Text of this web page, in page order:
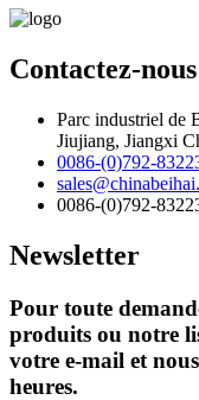
Contactez-nous
Parc industriel de
Jiujiang, Jiangxi
0086-(0)792-
0086-(0)792-
Newsletter
Pour toute
produits ou notre
votre e-mail et
heures.